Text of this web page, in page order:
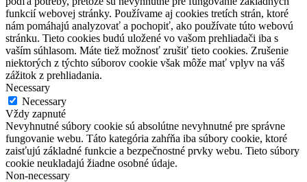
funkcií webovej stránky. Používame aj cookies tretích strán, ktoré
nám pomáhajú analyzovať a pochopiť, ako používate túto webovú
stránku. Tieto cookies budú uložené vo vašom prehliadači iba s
vaším súhlasom. Máte tiež možnosť zrušiť tieto cookies. Zrušenie
niektorých z týchto súborov cookie však môže mať vplyv na váš
zážitok z prehliadania.
Necessary
Necessary
Vždy zapnuté
Nevyhnutné súbory cookie sú absolútne nevyhnutné pre správne
fungovanie webu. Táto kategória zahŕňa iba súbory cookie, ktoré
zaisťujú základné funkcie a bezpečnostné prvky webu. Tieto súbory
cookie neukladajú žiadne osobné údaje.
Non-necessary